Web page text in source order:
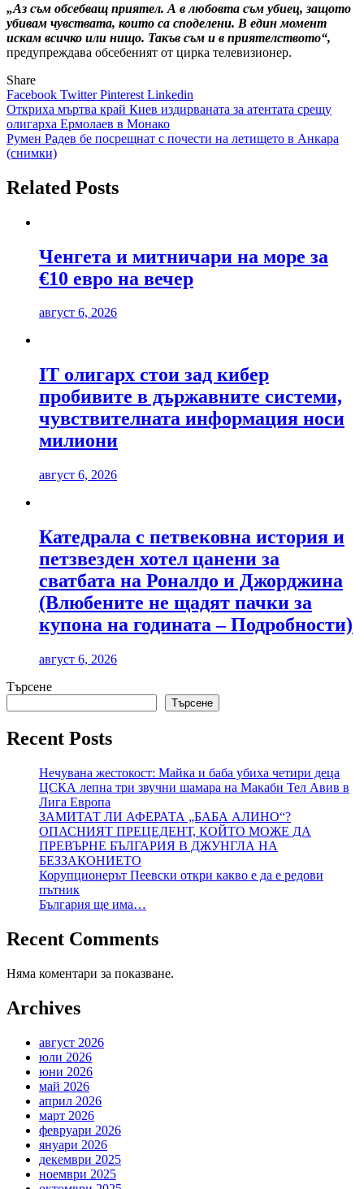
„Аз съм обсебващ приятел. А в любовта съм убиец, защото
убивам чувствата, които са споделени. В един момент
искам всичко или нищо. Такъв съм и в приятелството“,
предупреждава обсебеният от цирка телевизионер.
Share
Facebook TwitterPinterest Linkedin
Навигация
Откриха мъртва край Киев издирваната за атентата срещу
олигарха Ермолаев в Монако
Румен Радев бе посрещнат с почести на летището в Анкара
(снимки)
Related Posts
Ченгета и митничари на море за
€10 евро на вечер
август 6, 2026
IT олигарх стои зад кибер
пробивите в държавните системи,
чувствителната информация носи
милиони
август 6, 2026
Катедрала с петвековна история и
петзвезден хотел цанени за
сватбата на Роналдо и Джорджина
(Влюбените не щадят пачки за
купона на годината – Подробности)
август 6, 2026
Търсене
Търсене
Recent Posts
Нечувана жестокост: Майка и баба убиха четири деца
ЦСКА лепна три звучни шамара на Макаби Тел Авив в
Лига Европа
ЗАМИТАТ ЛИ АФЕРАТА „БАБА АЛИНО“?
ОПАСНИЯТ ПРЕЦЕДЕНТ, КОЙТО МОЖЕ ДА
ПРЕВЪРНЕ БЪЛГАРИЯ В ДЖУНГЛА НА
БЕЗЗАКОНИЕТО
Корупционерът Пеевски откри какво е да е редови
пътник
България ще има…
Recent Comments
Няма коментари за показване.
Archives
август 2026
юли 2026
юни 2026
май 2026
април 2026
март 2026
февруари 2026
януари 2026
декември 2025
ноември 2025